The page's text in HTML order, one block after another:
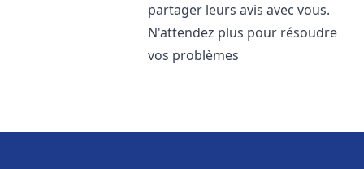
partager leurs avis avec vous.
N'attendez plus pour résoudre
vos problèmes